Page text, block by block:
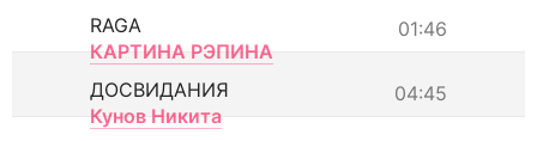
01:46
RAGA
КАРТИНА РЭПИНА
04:45
ДОСВИДАНИЯ
Кунов Никита